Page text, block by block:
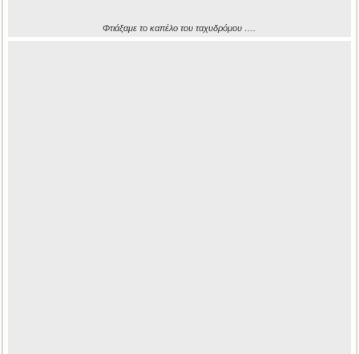
Φτιάξαμε το καπέλο του ταχυδρόμου ….